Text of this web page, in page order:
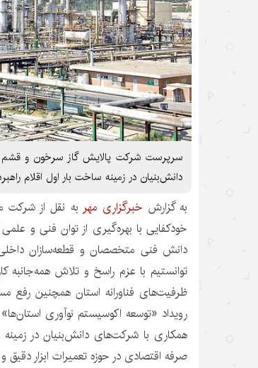
سرپرست شرکت پالایش گاز سرخون و قشم
دانش‌بنیان در زمینه ساخت بار اول اقلام
به گزارش خبرگزاری مهر به نقل از شرکت
خودکفایی با بهره‌گیری از توان فنی و
دانش فنی متخصصان و قطعه‌سازان
توانستیم با عزم راسخ و تلاش همه‌جانبه
ظرفیت‌های فناورانهاستان همچنین رفع مسائل و
رویداد «توسعه اکوسیستم نوآوری استان‌ها»
همکاری با شرکت‌های دانش‌بنیان در زمینه
صرفه اقتصادی در حوزه تعمیرات ابزار